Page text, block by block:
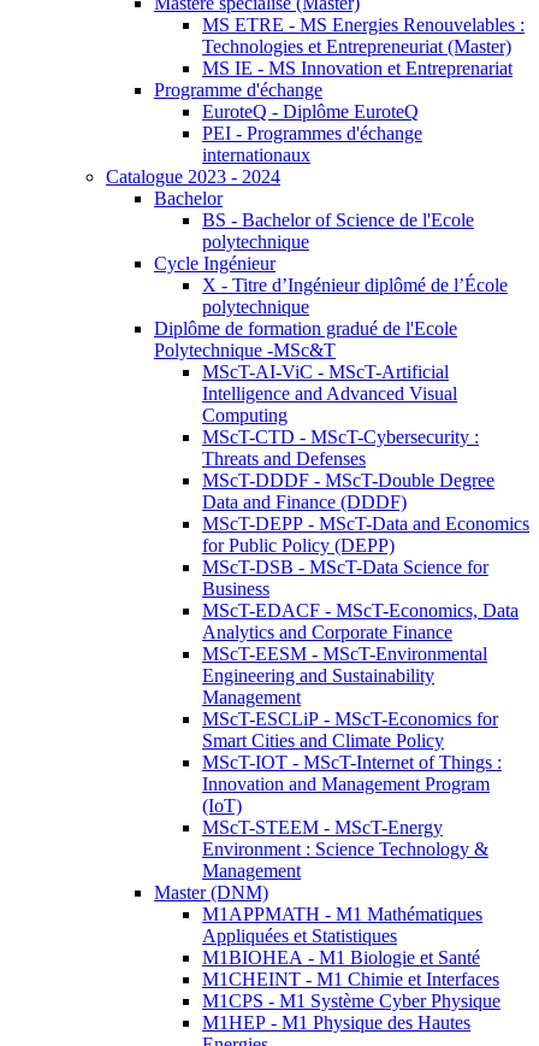
MS ETRE - MS Energies Renouvelables :
Technologies et Entrepreneuriat (Master)
MS IE - MS Innovation et Entreprenariat
Programme d'échange
EuroteQ - Diplôme EuroteQ
PEI - Programmes d'échange
internationaux
Catalogue 2023 - 2024
Bachelor
BS - Bachelor of Science de l'Ecole
polytechnique
Cycle Ingénieur
X - Titre d’Ingénieur diplômé de l’École
polytechnique
Diplôme de formation gradué de l'Ecole
Polytechnique -MSc&T
MScT-AI-ViC - MScT-Artificial
Intelligence and Advanced Visual
Computing
MScT-CTD - MScT-Cybersecurity :
Threats and Defenses
MScT-DDDF - MScT-Double Degree
Data and Finance (DDDF)
MScT-DEPP - MScT-Data and Economics
for Public Policy (DEPP)
MScT-DSB - MScT-Data Science for
Business
MScT-EDACF - MScT-Economics, Data
Analytics and Corporate Finance
MScT-EESM - MScT-Environmental
Engineering and Sustainability
Management
MScT-ESCLiP - MScT-Economics for
Smart Cities and Climate Policy
MScT-IOT - MScT-Internet of Things :
Innovation and Management Program
(IoT)
MScT-STEEM - MScT-Energy
Environment : Science Technology &
Management
Master (DNM)
M1APPMATH - M1 Mathématiques
Appliquées et Statistiques
M1BIOHEA - M1 Biologie et Santé
M1CHEINT - M1 Chimie et Interfaces
M1CPS - M1 Système Cyber Physique
M1HEP - M1 Physique des Hautes